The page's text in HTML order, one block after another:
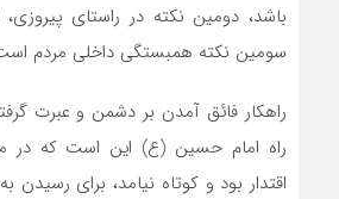
باشد، دومین نکته در راستای
سومین نکته همبستگی داخلی مردم
راهکار فائق آمدن بر دشمن و عبرت
راه امام حسین (ع) این است که در
اقتدار بود و کوتاه نیامد، برای رسیدن